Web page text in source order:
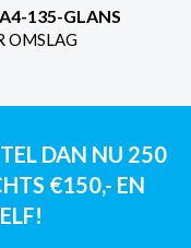
135-GLANS
OMSLAG
DAN NU 250
€150,- EN